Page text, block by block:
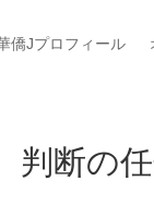
僑Jプロフィール
判断の